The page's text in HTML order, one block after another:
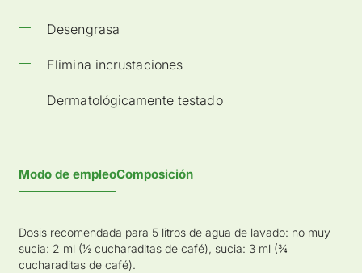
Desengrasa
Elimina incrustaciones
Dermatológicamente testado
Modo de empleoComposición
Dosis recomendada para 5 litros de agua de lavado: no muy
sucia: 2 ml (½ cucharaditas de café), sucia: 3 ml (¾
cucharaditas de café).